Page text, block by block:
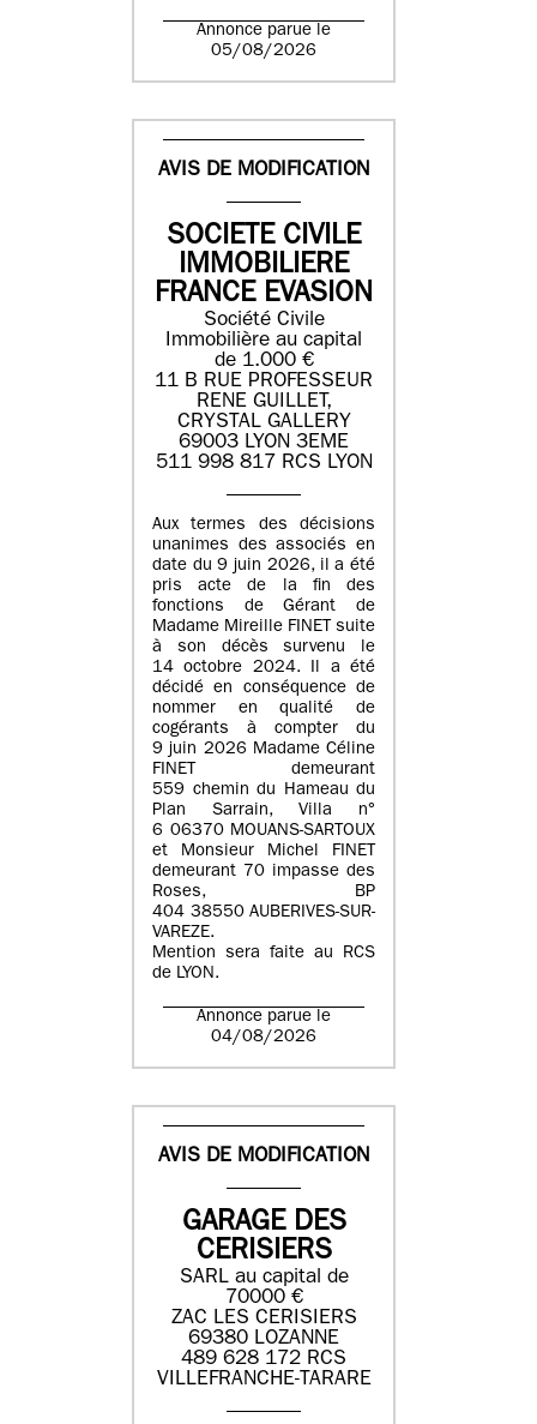
Annonce parue le
05/08/2026
AVIS DE MODIFICATION
SOCIETE CIVILE
IMMOBILIERE
FRANCE EVASION
Société Civile
Immobilière au capital
de 1.000 €
11 B RUE PROFESSEUR
RENE GUILLET,
CRYSTAL GALLERY
69003 LYON 3EME
511 998 817 RCS LYON
Aux termes des décisions
unanimes des associés en
date du 9 juin 2026, il a été
pris acte de la fin des
fonctions de Gérant de
Madame Mireille FINET suite
à son décès survenu le
14 octobre 2024. Il a été
décidé en conséquence de
nommer en qualité de
cogérants à compter du
9 juin 2026 Madame Céline
FINET demeurant
559 chemin du Hameau du
Plan Sarrain, Villa n°
6 06370 MOUANS-SARTOUX
et Monsieur Michel FINET
demeurant 70 impasse des
Roses, BP
404 38550 AUBERIVES-SUR-
VAREZE.
Mention sera faite au RCS
de LYON.
Annonce parue le
04/08/2026
AVIS DE MODIFICATION
GARAGE DES
CERISIERS
SARL au capital de
70000 €
ZAC LES CERISIERS
69380 LOZANNE
489 628 172 RCS
VILLEFRANCHE-TARARE